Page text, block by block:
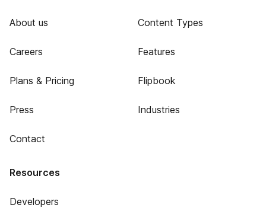
About us
Careers
Plans & Pricing
Press
Contact
Content Types
Features
Flipbook
Industries
Resources
Developers